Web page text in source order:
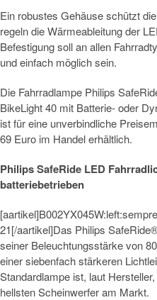
Ein robustes Gehäuse schützt
regeln die Wärmeableitung der
Befestigung soll an allen
und einfach möglich sein.
Die Fahrradlampe Philips
BikeLight 40 mit Batterie- oder
ist für eine unverbindliche
69 Euro im Handel erhältlich.
Philips SafeRide LED
batteriebetrieben
21[/aartikel]Das Philips
seiner Beleuchtungsstärke von
einer siebenfach stärkeren
Standardlampe ist, laut
hellsten Scheinwerfer am Markt.